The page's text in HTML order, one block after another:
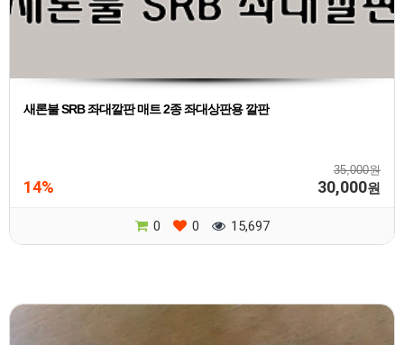
새론불 SRB 좌대깔판 매트 2종 좌대상판용 깔판
35,000원
14% 30,000원
0 0 15,697